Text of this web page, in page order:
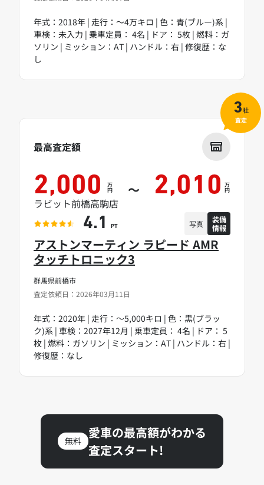
年式：2018年 | 走行：～4万キロ | 色：青(ブルー)系 |
車検：未入力 | 乗車定員： 4名 | ドア： 5枚 | 燃料：ガ
ソリン | ミッション：AT | ハンドル：右 | 修復歴：な
し
群馬県前橋市
査定依頼日：2026年03月11日
アストンマーティン ラピード AMR
タッチトロニック3
年式：2020年 | 走行：～5,000キロ | 色：黒(ブラッ
ク)系 | 車検：2027年12月 | 乗車定員： 4名 | ドア： 5
枚 | 燃料：ガソリン | ミッション：AT | ハンドル：右 |
修復歴：なし
最高査定額
2,000 万
円 ～ 2,010 万
円
ラビット前橋高駒店
4.1 PT 写真
装備
情報
3社
査定
無料
愛車の最高額がわかる
査定スタート!